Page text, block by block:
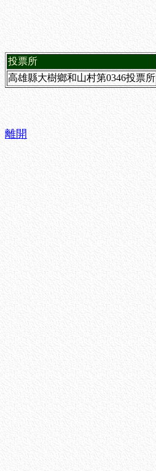
投票所
高雄縣大樹鄉和山村第0346投票所
離開